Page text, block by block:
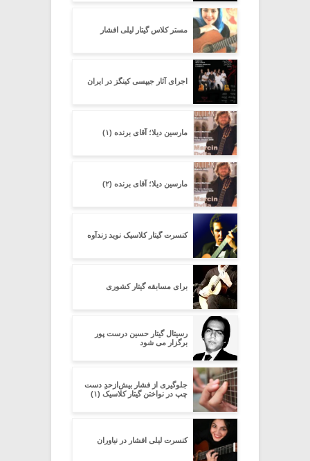
مستر کلاس گیتار لیلی افشار
اجرای آثار جیپسی کینگز در ایران
مارسین دیلا؛ آقای برنده (۱)
مارسین دیلا؛ آقای برنده (۲)
کنسرت گیتار کلاسیک نوید زندآوه
برای مسابقه گیتار کشوری
رسیتال گیتار حسین درست پور
برگزار می شود
جلوگیری از فشار بیش‌از‌حدِ دست
چپ در نواختن گیتار کلاسیک (۱)
کنسرت لیلی افشار در نیاوران